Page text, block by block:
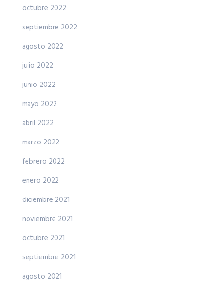
octubre 2022
septiembre 2022
agosto 2022
julio 2022
junio 2022
mayo 2022
abril 2022
marzo 2022
febrero 2022
enero 2022
diciembre 2021
noviembre 2021
octubre 2021
septiembre 2021
agosto 2021